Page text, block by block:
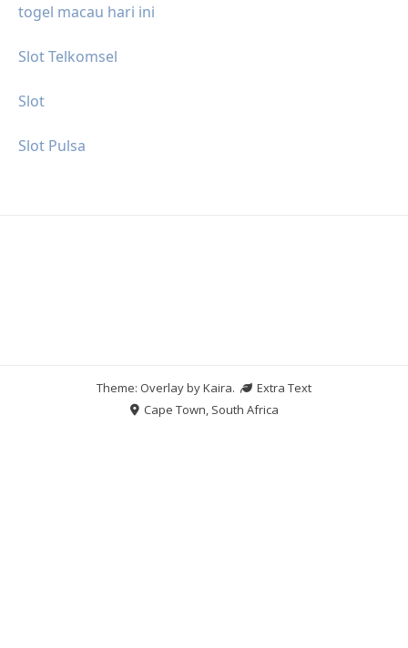
togel macau hari ini
Slot Telkomsel
Slot
Slot Pulsa
Theme: Overlay byKaira.
Extra Text
Cape Town, South Africa